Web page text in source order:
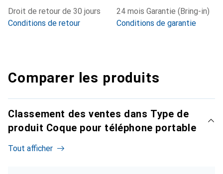
Droit de retour de 30 jours
Conditions de retour
24 mois Garantie (Bring-in)
Conditions de garantie
Comparer les produits
Classement des ventes dans Type de
produit Coque pour téléphone portable
Tout afficher